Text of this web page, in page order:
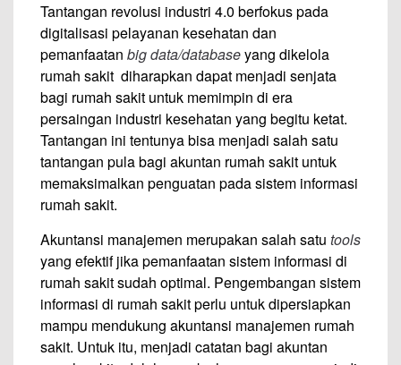
Tantangan revolusi industri 4.0 berfokus pada
digitalisasi pelayanan kesehatan dan
pemanfaatan big data/databaseyang dikelola
rumah sakit diharapkan dapat menjadi senjata
bagi rumah sakit untuk memimpin di era
persaingan industri kesehatan yang begitu ketat.
Tantangan ini tentunya bisa menjadi salah satu
tantangan pula bagi akuntan rumah sakit untuk
memaksimalkan penguatan pada sistem informasi
rumah sakit.
Akuntansi manajemen merupakan salah satu tools
yang efektif jika pemanfaatan sistem informasi di
rumah sakit sudah optimal. Pengembangan sistem
informasi di rumah sakit perlu untuk dipersiapkan
mampu mendukung akuntansi manajemen rumah
sakit. Untuk itu, menjadi catatan bagi akuntan